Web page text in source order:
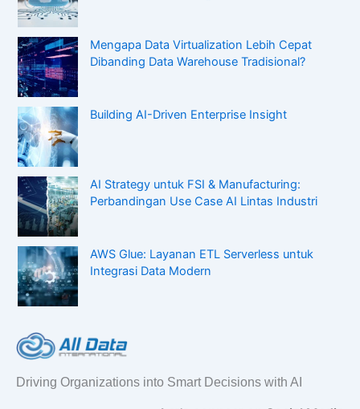
Mengapa Data Virtualization Lebih Cepat
Dibanding Data Warehouse Tradisional?
Building AI-Driven Enterprise Insight
AI Strategy untuk FSI & Manufacturing:
Perbandingan Use Case AI Lintas Industri
AWS Glue: Layanan ETL Serverless untuk
Integrasi Data Modern
Driving Organizations into Smart Decisions with AI